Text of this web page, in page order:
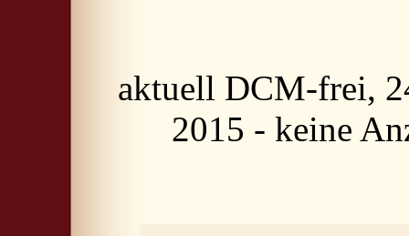
aktuell DCM-frei,
2015 - keine